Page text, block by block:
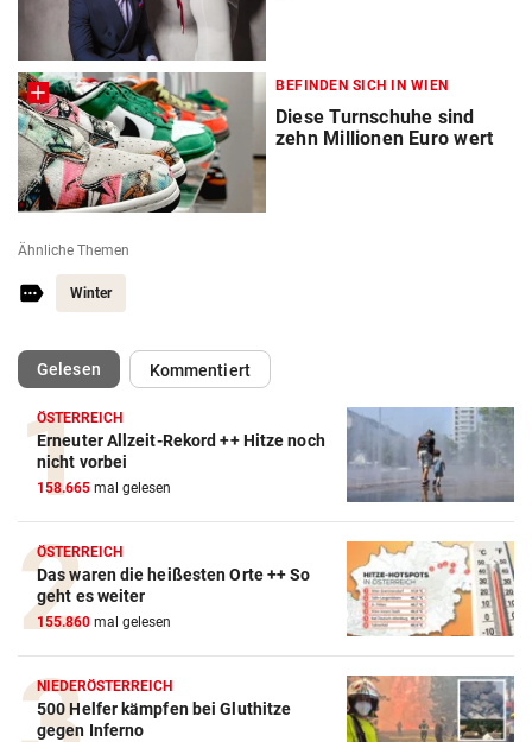
BEFINDEN SICH IN WIEN
Diese Turnschuhe sind
zehn Millionen Euro wert
Ähnliche Themen
Winter
Gelesen(ausgewählt)Kommentiert
ÖSTERREICH
Erneuter Allzeit-Rekord ++ Hitze noch
nicht vorbei
158.665 mal gelesen
ÖSTERREICH
Das waren die heißesten Orte ++ So
geht es weiter
155.860 mal gelesen
NIEDERÖSTERREICH
500 Helfer kämpfen bei Gluthitze
gegen Inferno